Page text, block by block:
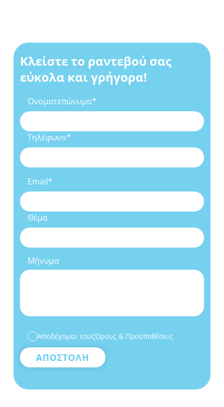
Κλείστε το ραντεβού σας
εύκολα και γρήγορα!
Όνοματεπώνυμο*
Τηλέφωνο*
Email*
Θέμα
Μήνυμα
Αποδέχομαι τουςΌρους & Προϋποθέσεις
ΑΠΟΣΤΟΛΗ